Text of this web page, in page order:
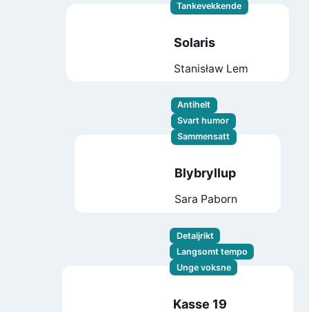
Tankevekkende
Solaris
Stanisław Lem
Antihelt
Svart humor
Sammensatt
Blybryllup
Sara Paborn
Detaljrikt
Langsomt tempo
Unge voksne
Kasse 19